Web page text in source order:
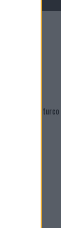
Agostina Diturco